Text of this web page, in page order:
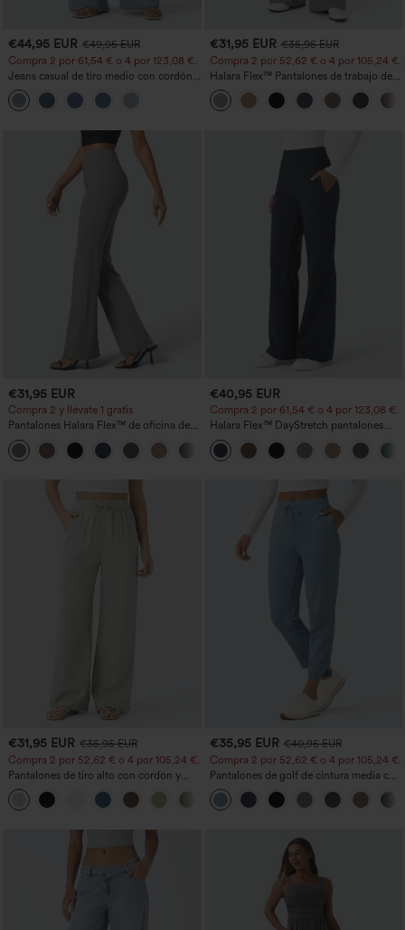
€44,95 EUR €49,95 EUR
Compra 2 por 61,54 € o 4 por 123,08 €.
Jeans casual de tiro medio con cordón y
bolsillos
€31,95 EUR €35,95 EUR
Compra 2 por 52,62 € o 4 por 105,24 €.
Halara Flex™ Pantalones de trabajo de
talle alto, moldeadores del cuerpo, que
estilizan la cintura, con bolsillos, de
pierna ancha en micro‑waffle
€31,95 EUR
Compra 2 y llévate 1 gratis
Pantalones Halara Flex™ de oficina de
tiro alto ligeramente acampanados con
bolsillos
+13
€40,95 EUR
Compra 2 por 61,54 € o 4 por 123,08 €.
Halara Flex™ DayStretch pantalones
acampanados de trabajo de tiro medio
con bolsillo lateral con cremallera
€31,95 EUR €35,95 EUR
Compra 2 por 52,62 € o 4 por 105,24 €.
Pantalones de tiro alto con cordón y
bolsillos, pernera ancha, holgados y de
estilo casual con tacto de lino.
+15
€35,95 EUR €40,95 EUR
Compra 2 por 52,62 € o 4 por 105,24 €.
Pantalones de golf de cintura media con
cordón, dobladillo curvo, secado rápido,
de corte cónico y con bolsillos - UPF40+